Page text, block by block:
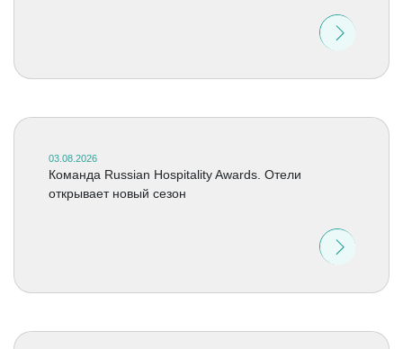
03.08.2026
Команда Russian Hospitality Awards. Отели
открывает новый сезон